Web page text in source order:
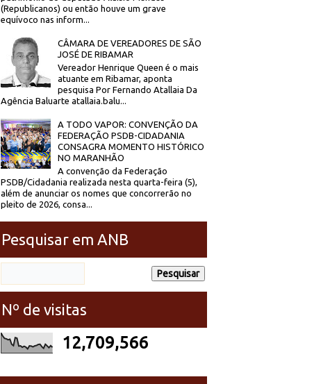
(Republicanos) ou então houve um grave
equívoco nas inform...
CÂMARA DE VEREADORES DE SÃO
JOSÉ DE RIBAMAR
Vereador Henrique Queen é o mais
atuante em Ribamar, aponta
pesquisa Por Fernando Atallaia Da
Agência Baluarte atallaia.balu...
A TODO VAPOR: CONVENÇÃO DA
FEDERAÇÃO PSDB-CIDADANIA
CONSAGRA MOMENTO HISTÓRICO
NO MARANHÃO
A convenção da Federação
PSDB/Cidadania realizada nesta quarta-feira (5),
além de anunciar os nomes que concorrerão no
pleito de 2026, consa...
Pesquisar em ANB
Nº de visitas
12,709,566